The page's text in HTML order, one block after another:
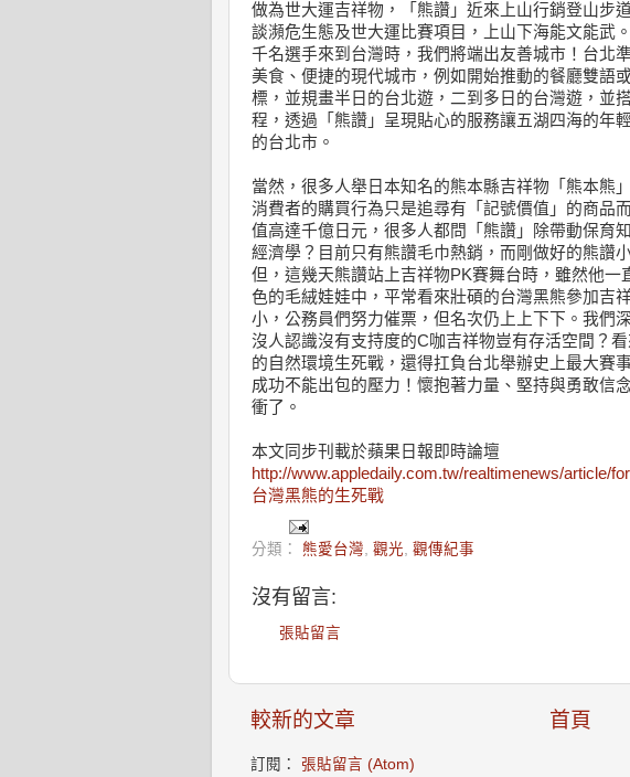
做為世大運吉祥物，「熊讚」近來上山行銷登山步
談瀕危生態及世大運比賽項目，上山下海能文能武
千名選手來到台灣時，我們將端出友善城市！台北
美食、便捷的現代城市，例如開始推動的餐廳雙語
標，並規畫半日的台北遊，二到多日的台灣遊，並
程，透過「熊讚」呈現貼心的服務讓五湖四海的年
的台北市。
當然，很多人舉日本知名的熊本縣吉祥物「熊本熊
消費者的購買行為只是追尋有「記號價值」的商品
值高達千億日元，很多人都問「熊讚」除帶動保育
經濟學？目前只有熊讚毛巾熱銷，而剛做好的熊讚
但，這幾天熊讚站上吉祥物PK賽舞台時，雖然他一
色的毛絨娃娃中，平常看來壯碩的台灣黑熊參加吉
小，公務員們努力催票，但名次仍上上下下。我們
沒人認識沒有支持度的C咖吉祥物豈有存活空間？
的自然環境生死戰，還得扛負台北舉辦史上最大賽
成功不能出包的壓力！懷抱著力量、堅持與勇敢信
衝了。
本文同步刊載於蘋果日報即時論壇
http://www.appledaily.com.tw/realtimenews/article/
台灣黑熊的生死戰
分類： 熊愛台灣 觀光 觀傳紀事
沒有留言:
張貼留言
較新的文章 首頁
訂閱： 張貼留言 (Atom)